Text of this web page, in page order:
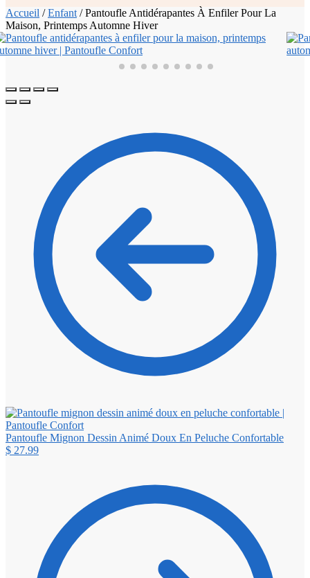
Accueil /Enfant /Pantoufle Antidérapantes À Enfiler Pour La
Maison, Printemps Automne Hiver
Pantoufle Mignon Dessin Animé Doux En Peluche Confortable
$ 27.99